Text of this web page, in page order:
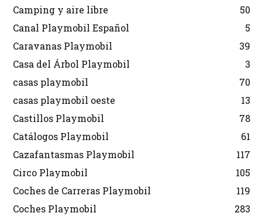
Camping y aire libre
50
Canal Playmobil Español
5
Caravanas Playmobil
39
Casa del Árbol Playmobil
3
casas playmobil
70
casas playmobil oeste
13
Castillos Playmobil
78
Catálogos Playmobil
61
Cazafantasmas Playmobil
117
Circo Playmobil
105
Coches de Carreras Playmobil
119
Coches Playmobil
283